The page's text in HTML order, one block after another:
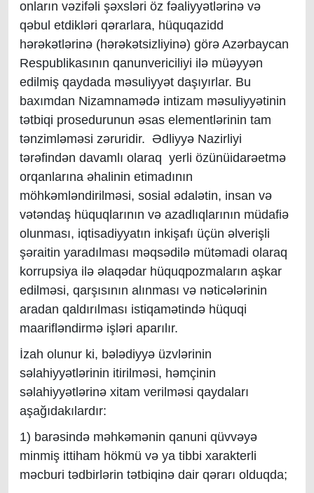
onların vəzifəli şəxsləri öz fəaliyyətlərinə və
qəbul etdikləri qərarlara, hüquqazidd
hərəkətlərinə (hərəkətsizliyinə) görə Azərbaycan
Respublikasının qanunvericiliyi ilə müəyyən
edilmiş qaydada məsuliyyət daşıyırlar. Bu
baxımdan Nizamnamədə intizam məsuliyyətinin
tətbiqi prosedurunun əsas elementlərinin tam
tənzimləməsi zəruridir. Ədliyyə Nazirliyi
tərəfindən davamlı olaraq yerli özünüidarəetmə
orqanlarına əhalinin etimadının
möhkəmləndirilməsi, sosial ədalətin, insan və
vətəndaş hüquqlarının və azadlıqlarının müdafiə
olunması, iqtisadiyyatın inkişafı üçün əlverişli
şəraitin yaradılması məqsədilə mütəmadi olaraq
korrupsiya ilə əlaqədar hüquqpozmaların aşkar
edilməsi, qarşısının alınması və nəticələrinin
aradan qaldırılması istiqamətində hüquqi
maarifləndirmə işləri aparılır.
İzah olunur ki, bələdiyyə üzvlərinin
səlahiyyətlərinin itirilməsi, həmçinin
səlahiyyətlərinə xitam verilməsi qaydaları
aşağıdakılardır:
1) barəsində məhkəmənin qanuni qüvvəyə
minmiş ittiham hökmü və ya tibbi xarakterli
məcburi tədbirlərin tətbiqinə dair qərarı olduqda;